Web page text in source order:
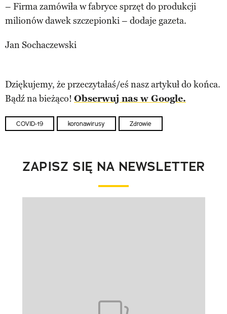
– Firma zamówiła w fabryce sprzęt do produkcji
milionów dawek szczepionki – dodaje gazeta.
Jan Sochaczewski
Dziękujemy, że przeczytałaś/eś nasz artykuł do końca.
Bądź na bieżąco! Obserwuj nas w Google.
COVID-19 koronawirusy Zdrowie
ZAPISZ SIĘ NA NEWSLETTER